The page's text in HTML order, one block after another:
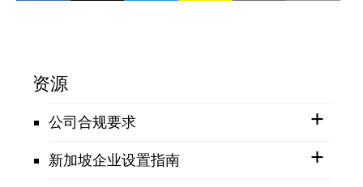
资源
公司合规要求
新加坡企业设置指南